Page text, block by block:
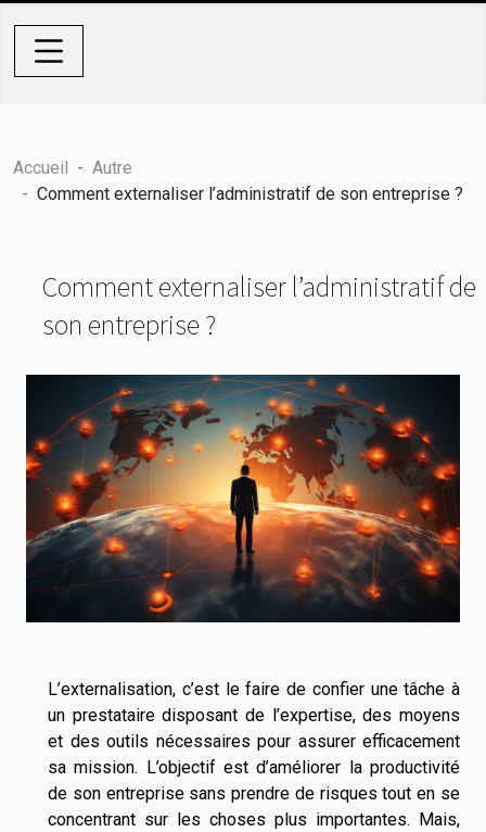
Accueil
Autre
Comment externaliser l’administratif de son entreprise ?
Comment externaliser l’administratif de
son entreprise ?
L’externalisation, c’est le faire de confier une tâche à
un prestataire disposant de l’expertise, des moyens
et des outils nécessaires pour assurer efficacement
sa mission. L’objectif est d’améliorer la productivité
de son entreprise sans prendre de risques tout en se
concentrant sur les choses plus importantes. Mais,